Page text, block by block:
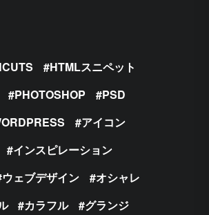
HTMLスニペット
PHOTOSHOP
PSD
アイコン
インスピレーション
ウェブデザイン
オシャレ
カラフル
グランジ